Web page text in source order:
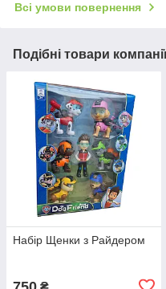
Всі умови повернення
Подібні товари
Набір Щенки з Райдером